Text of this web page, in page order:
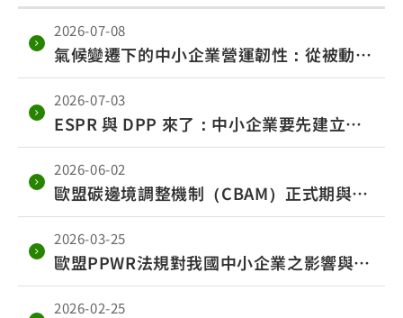
2026-07-08
氣候變遷下的中小企業營運韌性：從被動防
災走向主動調適
2026-07-03
ESPR 與 DPP 來了：中小企業要先建立產
品資料能力
2026-06-02
歐盟碳邊境調整機制（CBAM）正式期與執
行法案核心資訊
2026-03-25
歐盟PPWR法規對我國中小企業之影響與因
應策略
2026-02-25